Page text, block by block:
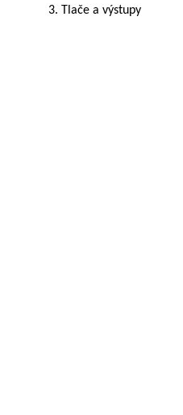
3. Tlače a výstupy